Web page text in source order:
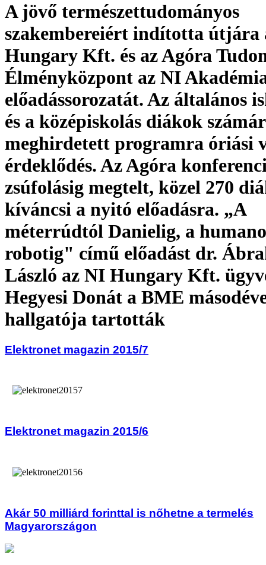
A jövő természettudományos
szakembereiért indította útjára
Hungary Kft. és az Agóra
Élményközpont az NI
előadássorozatát. Az általános
és a középiskolás diákok
meghirdetett programra óriási
érdeklődés. Az Agóra
zsúfolásig megtelt, közel 270
kíváncsi a nyitó előadásra. „A
méterrúdtól Danielig, a
robotig" című előadást dr.
László az NI Hungary Kft.
Hegyesi Donát a BME
hallgatója tartották
Elektronet magazin 2015/7
Elektronet magazin 2015/6
Akár 50 milliárd forinttal is nőhetne a termelés
Magyarországon